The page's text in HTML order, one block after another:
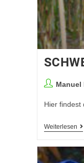
Manuel
Hier findest
Weiterlesen